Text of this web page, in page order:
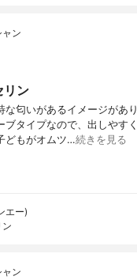
ン
リン
な匂いがあるイメージがあ
ブタイプなので、出しやす
どもがオムツ…続きを見る
エー)
ン